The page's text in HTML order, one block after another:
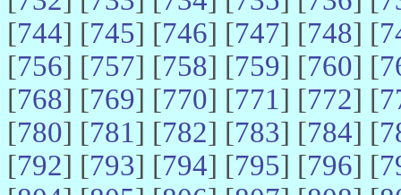
[744] [745] [746] [747] [748] [
[756] [757] [758] [759] [760] [
[768] [769] [770] [771] [772] [
[780] [781] [782] [783] [784] [
[792] [793] [794] [795] [796] [